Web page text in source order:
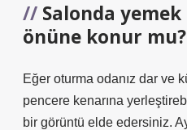
Salonda yemek
önüne konur mu?
Eğer oturma odanız dar ve
pencere kenarına
bir görüntü elde edersiniz.